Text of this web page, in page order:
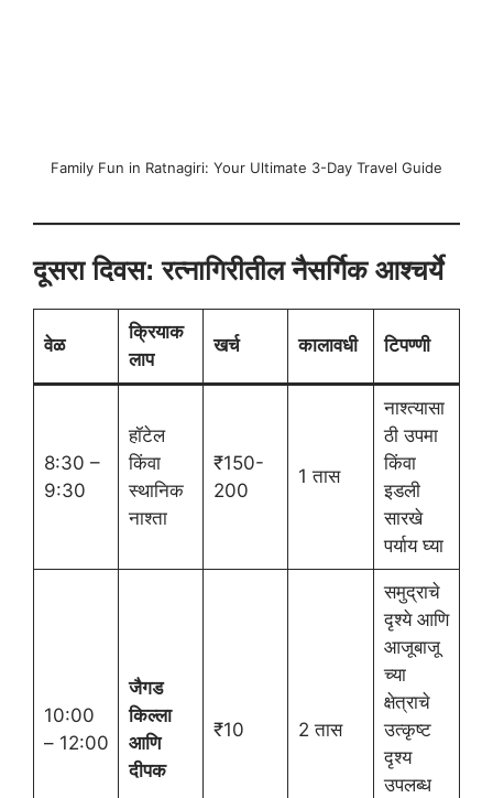
Family Fun in Ratnagiri: Your Ultimate 3-Day Travel Guide
दूसरा दिवस: रत्नागिरीतील नैसर्गिक आश्चर्ये
वेळ
क्रियाक
लाप
खर्च कालावधी टिपण्णी
8:30 –
9:30
हॉटेल
किंवा
स्थानिक
नाश्ता
₹150-
200
1 तास
नाश्त्यासा
ठी उपमा
किंवा
इडली
सारखे
पर्याय घ्या
10:00
– 12:00
जैगड
किल्ला
आणि
दीपक
₹10 2 तास
समुद्राचे
दृश्ये आणि
आजूबाजू
च्या
क्षेत्राचे
उत्कृष्ट
दृश्य
उपलब्ध